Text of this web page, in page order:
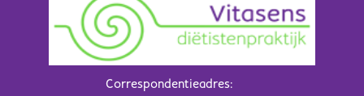
Correspondentieadres: